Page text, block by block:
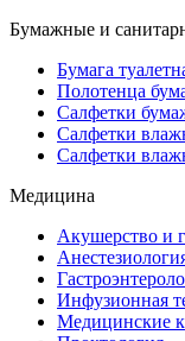
Бумажные и
Бумага
Полотенца
Салфетки
Салфетки
Салфетки
Медицина
Акушерство и
Инфузионная
Медицинские